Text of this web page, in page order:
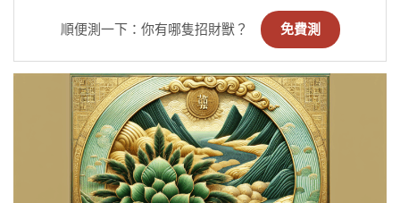
順便測一下：你有哪隻招財獸？ 免費測